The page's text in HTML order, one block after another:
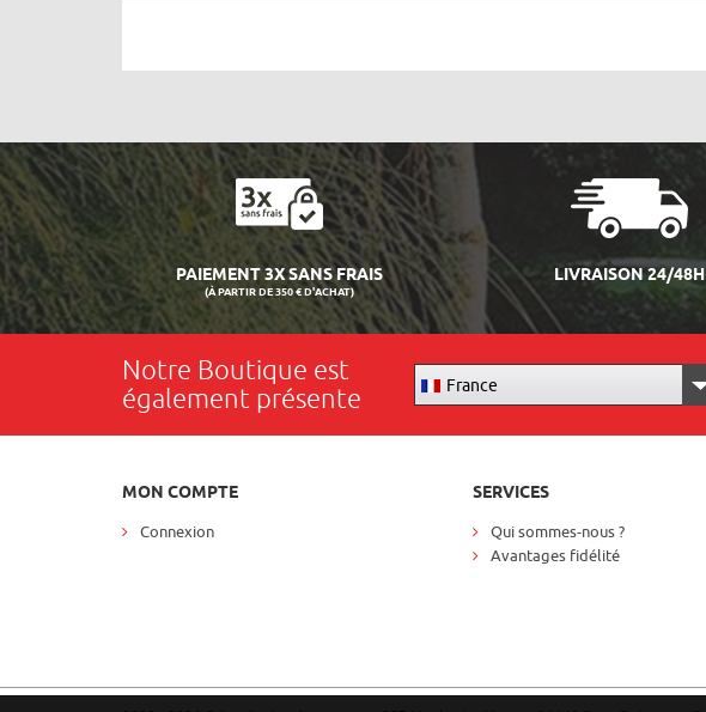
PAIEMENT 3X SANS FRAIS
(À PARTIR DE 350 € D'ACHAT)
LIVRAISON 24/48H
Notre Boutique est
également présente
France
MON COMPTE
Connexion
SERVICES
Qui sommes-nous ?
Avantages fidélité